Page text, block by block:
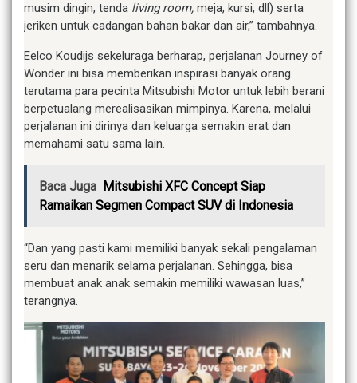
musim dingin, tenda living room, meja, kursi, dll) serta
jeriken untuk cadangan bahan bakar dan air,” tambahnya.
Eelco Koudijs sekeluraga berharap, perjalanan Journey of
Wonder ini bisa memberikan inspirasi banyak orang
terutama para pecinta Mitsubishi Motor untuk lebih berani
berpetualang merealisasikan mimpinya. Karena, melalui
perjalanan ini dirinya dan keluarga semakin erat dan
memahami satu sama lain.
Baca Juga Mitsubishi XFC Concept Siap
Ramaikan Segmen Compact SUV di Indonesia
“Dan yang pasti kami memiliki banyak sekali pengalaman
seru dan menarik selama perjalanan. Sehingga, bisa
membuat anak anak semakin memiliki wawasan luas,”
terangnya.